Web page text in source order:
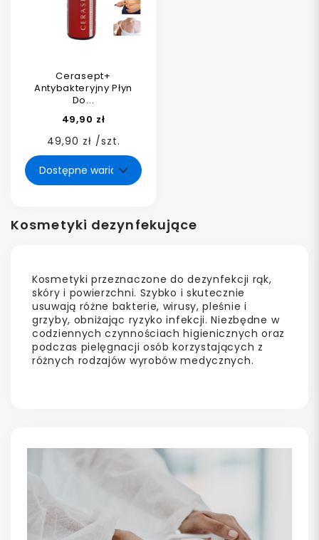
Kosmetyki dezynfekujące
Kosmetyki przeznaczone do dezynfekcji rąk,
skóry i powierzchni. Szybko i skutecznie
usuwają różne bakterie, wirusy, pleśnie i
grzyby, obniżając ryzyko infekcji. Niezbędne w
codziennych czynnościach higienicznych oraz
podczas pielęgnacji osób korzystających z
różnych rodzajów wyrobów medycznych.
Cerasept+
Antybakteryjny Płyn
Do...
49,90 zł
49,90 zł /szt.